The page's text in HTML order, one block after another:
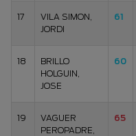
17
VILA SIMON,
JORDI
61
18
BRILLO
HOLGUIN,
JOSE
60
19
VAGUER
PEROPADRE,
65